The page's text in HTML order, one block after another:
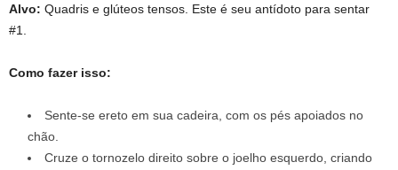
Alvo: Quadris e glúteos tensos. Este é seu antídoto para sentar
#1.
Como fazer isso:
Sente-se ereto em sua cadeira, com os pés apoiados no
chão.
Cruze o tornozelo direito sobre o joelho esquerdo, criando